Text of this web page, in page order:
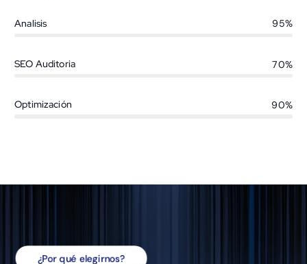
Analisis 95%
SEO Auditoria 70%
Optimización 90%
¿Por qué elegirnos?